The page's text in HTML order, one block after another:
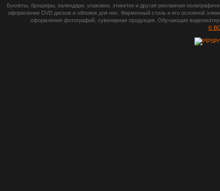
botsetto.ru -
photoshop,
шрифты,
Буклеты, брошюры, календари, упаковки, этикетки и другая рекламная
оформление DVD дисков и обложек для них. Фирменный стиль и его основной
оформления фотографий, сувенирная продукция. Обучающие
©